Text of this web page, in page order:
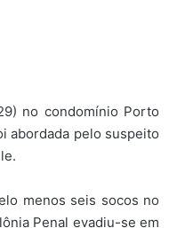
no condomínio Porto
abordada pelo suspeito
menos seis socos no
Penal evadiu-se em